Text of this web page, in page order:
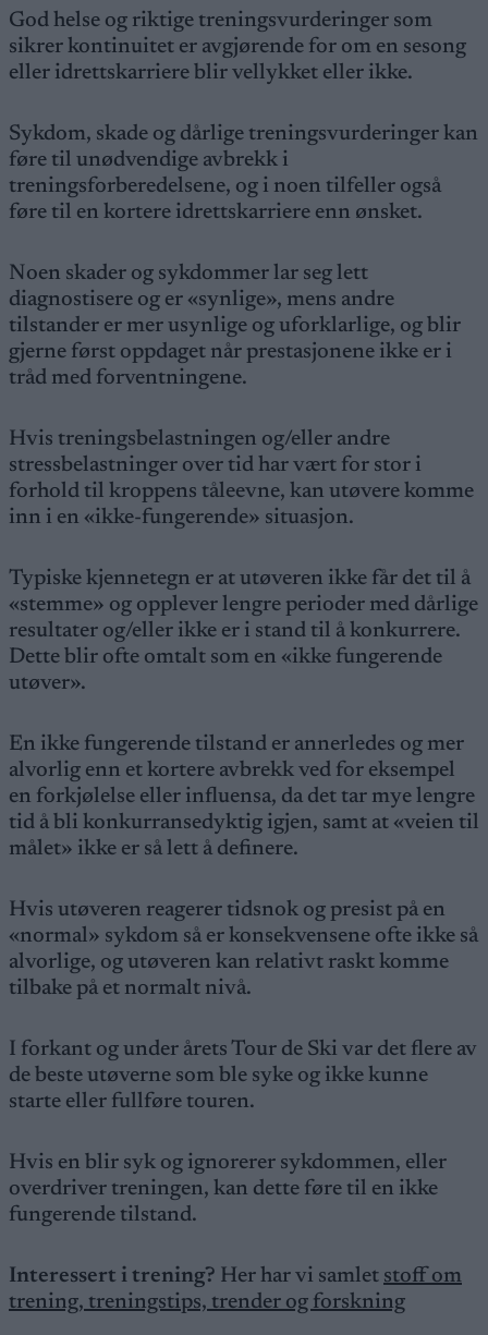
God helse og riktige treningsvurderinger som
sikrer kontinuitet er avgjørende for om en sesong
eller idrettskarriere blir vellykket eller ikke.
Sykdom, skade og dårlige treningsvurderinger kan
føre til unødvendige avbrekk i
treningsforberedelsene, og i noen tilfeller også
føre til en kortere idrettskarriere enn ønsket.
Noen skader og sykdommer lar seg lett
diagnostisere og er «synlige», mens andre
tilstander er mer usynlige og uforklarlige, og blir
gjerne først oppdaget når prestasjonene ikke er i
tråd med forventningene.
Hvis treningsbelastningen og/eller andre
stressbelastninger over tid har vært for stor i
forhold til kroppens tåleevne, kan utøvere komme
inn i en «ikke-fungerende» situasjon.
Typiske kjennetegn er at utøveren ikke får det til å
«stemme» og opplever lengre perioder med dårlige
resultater og/eller ikke er i stand til å konkurrere.
Dette blir ofte omtalt som en «ikke fungerende
utøver».
En ikke fungerende tilstand er annerledes og mer
alvorlig enn et kortere avbrekk ved for eksempel
en forkjølelse eller influensa, da det tar mye lengre
tid å bli konkurransedyktig igjen, samt at «veien til
målet» ikke er så lett å definere.
Hvis utøveren reagerer tidsnok og presist på en
«normal» sykdom så er konsekvensene ofte ikke så
alvorlige, og utøveren kan relativt raskt komme
tilbake på et normalt nivå.
I forkant og under årets Tour de Ski var det flere av
de beste utøverne som ble syke og ikke kunne
starte eller fullføre touren.
Hvis en blir syk og ignorerer sykdommen, eller
overdriver treningen, kan dette føre til en ikke
fungerende tilstand.
Interessert i trening? Her har vi samlet stoff om
trening, treningstips, trender og forskning